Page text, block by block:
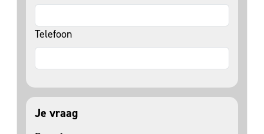
Telefoon
Je vraag